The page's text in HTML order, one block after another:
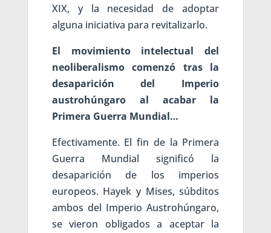
XIX, y la necesidad de adoptar
alguna iniciativa para revitalizarlo.
El movimiento intelectual del
neoliberalismo comenzó tras la
desaparición del Imperio
austrohúngaro al acabar la
Primera Guerra Mundial…
Efectivamente. El fin de la Primera
Guerra Mundial significó la
desaparición de los imperios
europeos. Hayek y Mises, súbditos
ambos del Imperio Austrohúngaro,
se vieron obligados a aceptar la